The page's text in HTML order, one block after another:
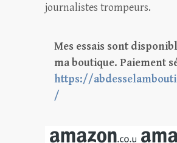
journalistes trompeurs.
Mes essais sont
ma boutique. Paiement
https://
/